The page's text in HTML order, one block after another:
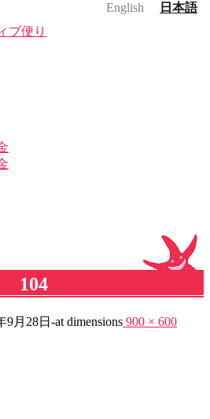
English 日本語
ブ便り
104
9月28日 -at dimensions 900 × 600